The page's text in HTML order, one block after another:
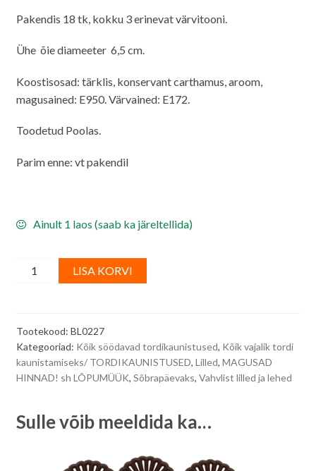
Pakendis 18 tk, kokku 3 erinevat värvitooni.
Ühe õie diameeter 6,5 cm.
Koostisosad: tärklis, konservant carthamus, aroom,
magusained: E950. Värvained: E172.
Toodetud Poolas.
Parim enne: vt pakendil
Ainult 1 laos (saab ka järeltellida)
Vahvlikaunistus,
roosad,
punased
ja
18
LISA KORVI
n
:
Tootekood: BL0227
Kategooriad: Kõik söödavad tordikaunistused, Kõik vajalik tordi
kaunistamiseks/ TORDIKAUNISTUSED, Lilled, MAGUSAD
HINNAD! sh LÕPUMÜÜK, Sõbrapäevaks, Vahvlist lilled ja lehed
Sulle võib meeldida ka…